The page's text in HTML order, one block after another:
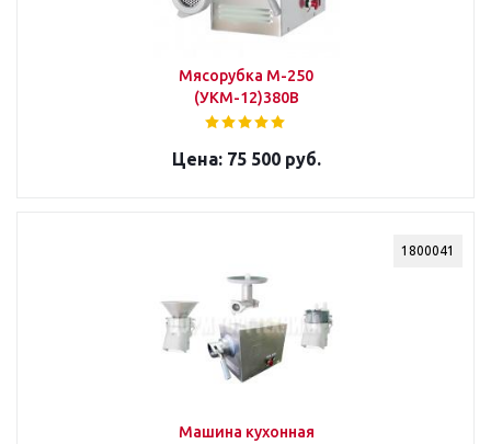
Мясорубка М-250
(УКМ-12)380В
75 500 руб.
1800041
Машина кухонная